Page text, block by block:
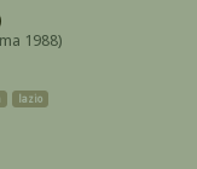
1988)
lazio